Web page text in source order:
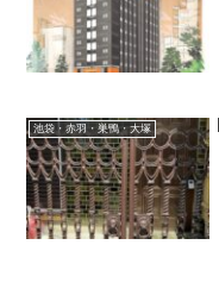
池袋・赤羽・巣鴨・大塚